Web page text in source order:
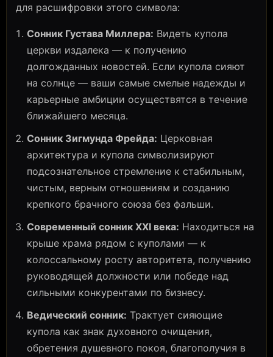
для расшифровки этого символа:
Сонник Густава Миллера: Видеть купола
церкви издалека — к получению
долгожданных новостей. Если купола сияют
на солнце — ваши самые смелые надежды и
карьерные амбиции осуществятся в течение
ближайшего месяца.
Сонник Зигмунда Фрейда: Церковная
архитектура и купола символизируют
подсознательное стремление к стабильным,
чистым, верным отношениям и созданию
крепкого брачного союза без фальши.
Современный сонник XXI века: Находиться на
крыше храма рядом с куполами — к
колоссальному росту авторитета, получению
руководящей должности или победе над
сильными конкурентами по бизнесу.
Ведический сонник: Трактует сияющие
купола как знак духовного очищения,
обретения душевного покоя, благополучия в